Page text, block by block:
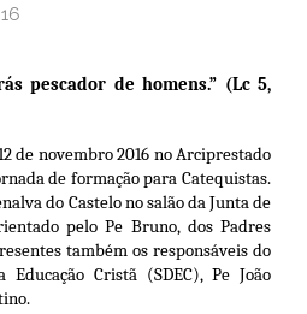
pescador de homens.” (Lc 5,
de novembro 2016 no Arciprestado
de formação para Catequistas.
do Castelo no salão da Junta de
pelo Pe Bruno, dos Padres
também os responsáveis do
Educação Cristã (SDEC), Pe João